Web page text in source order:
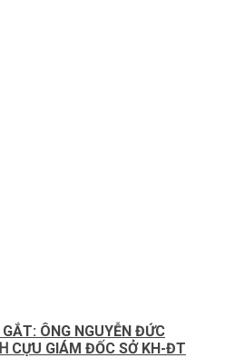
ÔNG NGUYỄN ĐỨC
CỰU GIÁM ĐỐC SỞ KH-ĐT